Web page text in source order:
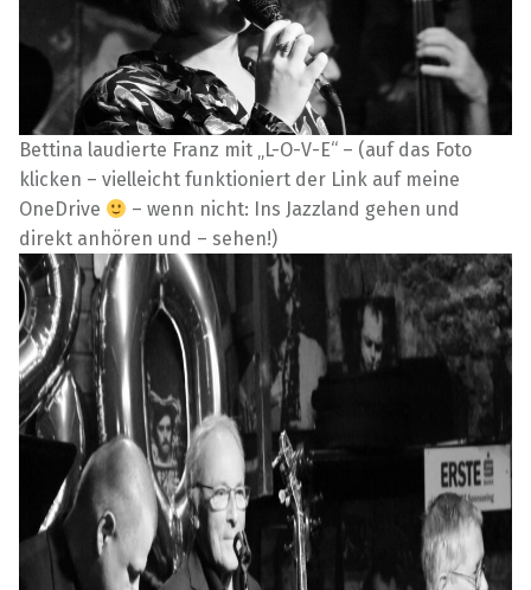
Bettina laudierte Franz mit „L-O-V-E“ – (auf das Foto
klicken – vielleicht funktioniert der Link auf meine
OneDrive
– wenn nicht: Ins Jazzland gehen und
direkt anhören und – sehen!)